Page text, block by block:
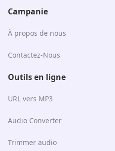
Campanie
À propos de nous
Contactez-Nous
Outils en ligne
URL vers MP3
Audio Converter
Trimmer audio